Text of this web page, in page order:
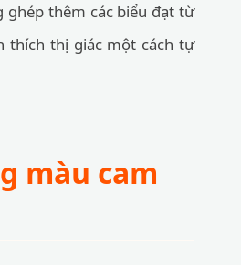
ghép thêm các biểu đạt từ
thích thị giác một cách tự
màu cam